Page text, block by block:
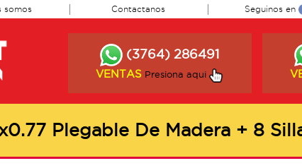
somos Contactanos Seguinos en
(3764) 286491
VENTAS Presiona aqui
Plegable De Madera + 8